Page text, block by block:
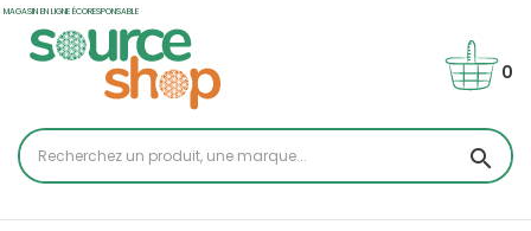
MAGASIN EN LIGNE ÉCORESPONSABLE
search
0